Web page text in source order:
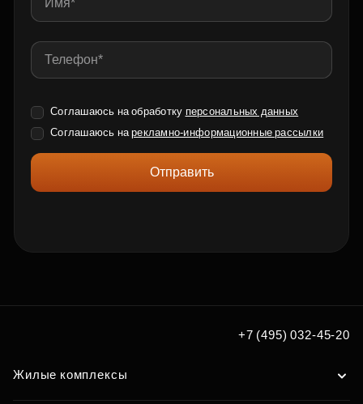
Соглашаюсь на обработку персональных данных
Соглашаюсь нарекламно-информационные рассылки
Отправить
+7 (495) 032-45-20
Жилые комплексы